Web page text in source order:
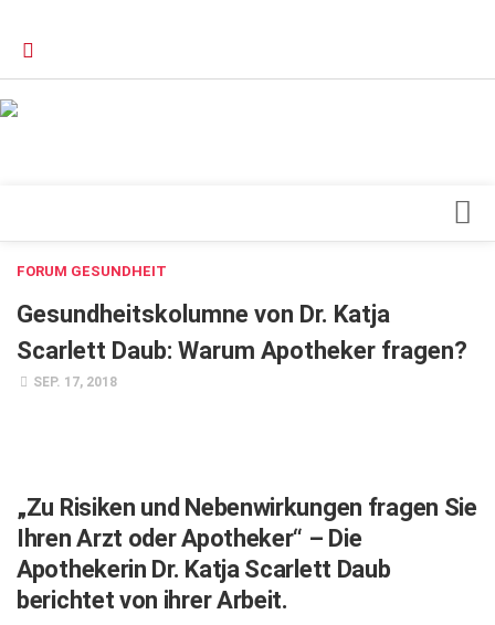
Blick ins Innere
Forschung
Herz & Kreislauf
Orthopädie
Wirtschaft, Recht, Finanzen
Zahn, Mund, Kiefer
Forum Gesundheit
FORUM GESUNDHEIT
Gesundheitskolumne von Dr. Katja
Scarlett Daub: Warum Apotheker fragen?
SEP. 17, 2018
„Zu Risiken und Nebenwirkungen fragen Sie
Ihren Arzt oder Apotheker“ – Die
Apothekerin Dr. Katja Scarlett Daub
berichtet von ihrer Arbeit.